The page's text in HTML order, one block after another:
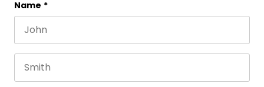
URL
This field is for validation purposes and should be
Name *